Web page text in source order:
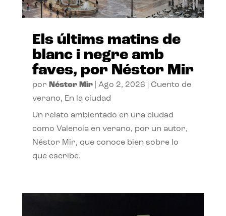
Els últims matins de
blanc i negre amb
faves, por Néstor Mir
por Néstor Mir| Ago 2, 2026
Cuento de
verano, En la ciudad
Un relato ambientado en una ciudad
como Valencia en verano, por un autor,
Néstor Mir, que conoce bien sobre lo
que escribe.